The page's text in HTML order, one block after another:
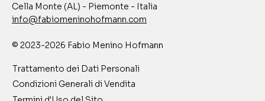
Cella Monte (AL) - Piemonte - Italia
info@fabiomeninohofmann.com
© 2023-2026 Fabio Menino Hofmann
Trattamento dei Dati Personali
Condizioni Generali di Vendita